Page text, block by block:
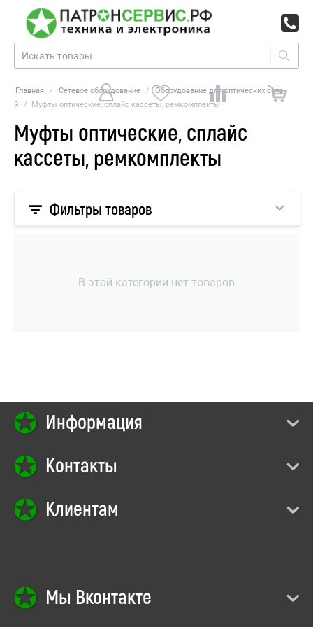
Главная / Сетевое оборудование /
Оборудование для оптических сете
й
/ Муфты оптические, сплайс кассеты, ремкомплекты
Муфты оптические, сплайс
кассеты, ремкомплекты
Фильтры товаров
В этой категории нет товаров
Информация
Контакты
Клиентам
Мы Вконтакте